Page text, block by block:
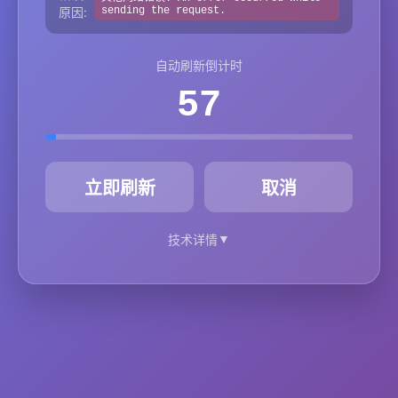
原因:
sending the request.
自动刷新倒计时
57
立即刷新 取消
技术详情▼